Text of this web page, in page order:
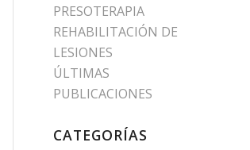
PRESOTERAPIA
REHABILITACIÓN DE
LESIONES
ÚLTIMAS
PUBLICACIONES
CATEGORÍAS